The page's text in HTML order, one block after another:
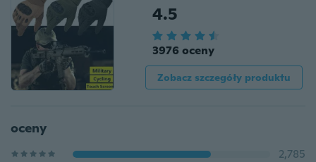
4.5
3976 oceny
Zobacz szczegóły produktu
oceny
2,785